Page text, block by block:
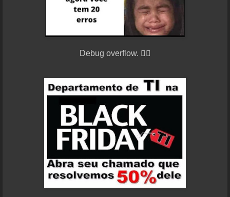
Debug overflow. 😵‍💫